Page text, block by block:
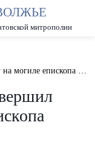
А А
митрополии
Вениамина (Милова)